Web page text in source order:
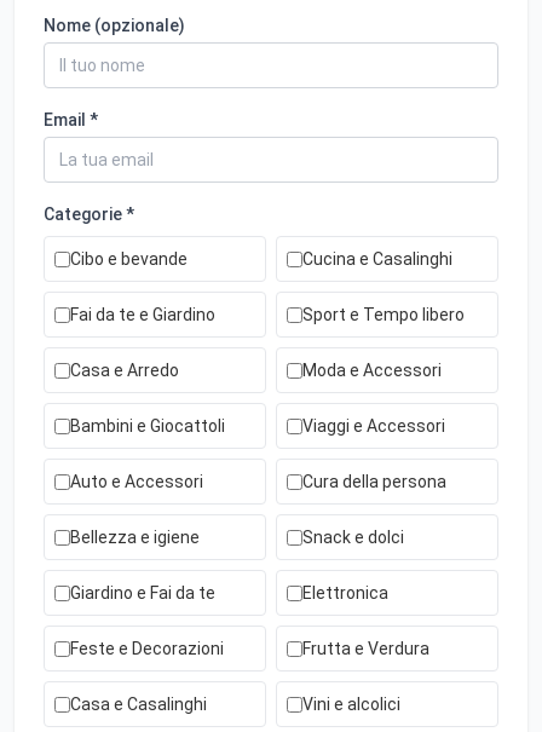
Nome (opzionale)
Email *
Categorie *
Cibo e bevande Cucina e Casalinghi
Fai da te e Giardino Sport e Tempo libero
Casa e Arredo Moda e Accessori
Bambini e Giocattoli Viaggi e Accessori
Auto e Accessori Cura della persona
Bellezza e igiene Snack e dolci
Giardino e Fai da te Elettronica
Feste e Decorazioni Frutta e Verdura
Casa e Casalinghi Vini e alcolici